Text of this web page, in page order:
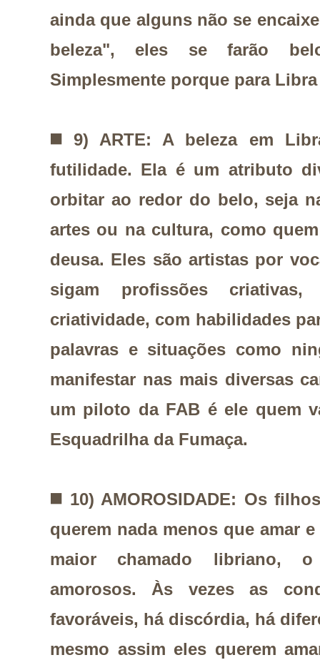
ainda que alguns não se
beleza", eles se farão
Simplesmente porque para
◼️9) ARTE: A beleza em
futilidade. Ela é um atributo
orbitar ao redor do belo, seja
artes ou na cultura, como
deusa. Eles são artistas por
sigam profissões
criatividade, com habilidades
palavras e situações como
manifestar nas mais diversas
um piloto da FAB é ele quem
Esquadrilha da Fumaça.
◼️ 10) AMOROSIDADE: Os
querem nada menos que amar
maior chamado libriano, o
amorosos. Às vezes as
favoráveis, há discórdia, há
mesmo assim eles querem